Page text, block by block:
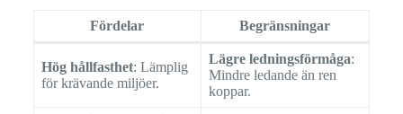
Fördelar Begränsningar
Hög hållfasthet: Lämplig
för krävande miljöer.
Lägre ledningsförmåga:
Mindre ledande än ren
koppar.